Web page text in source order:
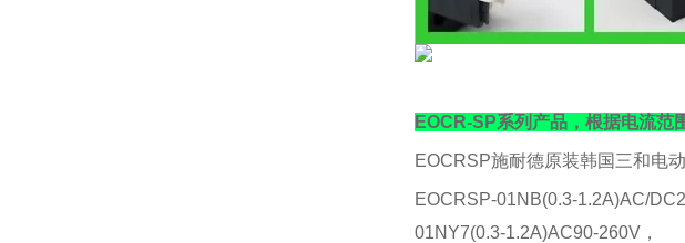
EOCR-SP系列产品，根据电流范
EOCRSP施耐德原装韩国三和电
EOCRSP-01NB(0.3-1.2A)AC/
01NY7(0.3-1.2A)AC90-260V，